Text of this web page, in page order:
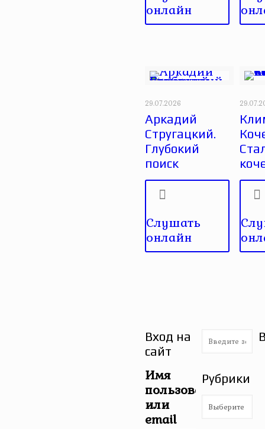
онлайн
29.07.2026
Аркадий
Стругацкий.
Глубокий
поиск
Слушать
онлайн
Вход на
сайт
Имя
пользователя
или
email
Рубрики
Рубрики